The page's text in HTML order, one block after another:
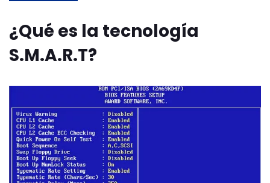
¿Qué es la tecnología
S.M.A.R.T?